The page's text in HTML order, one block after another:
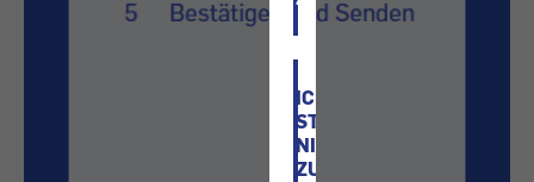
ICH
STIMME
NICHT
ZU